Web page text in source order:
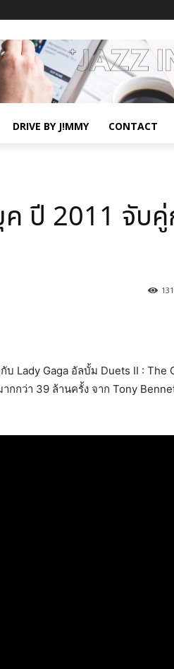
DRIVE BY J!MMY CONTACT
ปี 2011 จับ
บ Lady Gaga อัลบั้ม Duets II : The
กกว่า 39 ล้านครั้ง จาก Tony